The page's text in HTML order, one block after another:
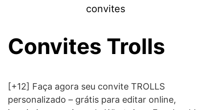
convites
Convites Trolls
[+12] Faça agora seu convite TROLLS
personalizado – grátis para editar online,